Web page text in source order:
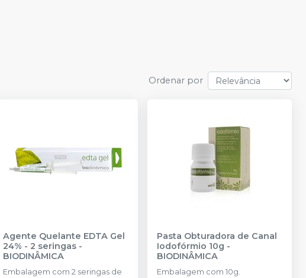
Ordenar por
Agente Quelante EDTA Gel
24% - 2 seringas -
BIODINÂMICA
Embalagem com 2 seringas de
Pasta Obturadora de Canal
Iodofórmio 10g -
BIODINÂMICA
Embalagem com 10g.